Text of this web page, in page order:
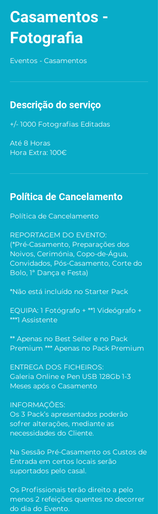
Casamentos -
Fotografia
Eventos - Casamentos
Descrição do serviço
+/- 1000 Fotografias Editadas
Até 8 Horas
Hora Extra: 100€
Política de Cancelamento
Política de Cancelamento
REPORTAGEM DO EVENTO:
(*Pré-Casamento, Preparações dos
Noivos, Cerimónia, Copo-de-Água,
Convidados, Pós-Casamento, Corte do
Bolo, 1ª Dança e Festa)
*Não está incluído no Starter Pack
EQUIPA: 1 Fotógrafo + **1 Videógrafo +
***1 Assistente
** Apenas no Best Seller e no Pack
Premium *** Apenas no Pack Premium
ENTREGA DOS FICHEIROS:
Galeria Online e Pen USB 128Gb 1-3
Meses após o Casamento
INFORMAÇÕES:
Os 3 Pack’s apresentados poderão
sofrer alterações, mediante as
necessidades do Cliente.
Na Sessão Pré-Casamento os Custos de
Entrada em certos locais serão
suportados pelo casal.
Os Profissionais terão direito a pelo
menos 2 refeições quentes no decorrer
do dia do Evento.